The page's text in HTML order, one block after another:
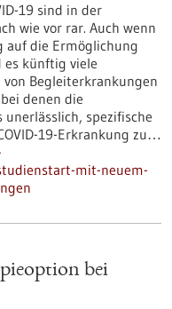
19 sind in der
wie vor rar. Auch wenn
auf die Ermöglichung
künftig viele
von Begleiterkrankungen
denen die
spezifische
19-Erkrankung zu…
mit-neuem-
bei